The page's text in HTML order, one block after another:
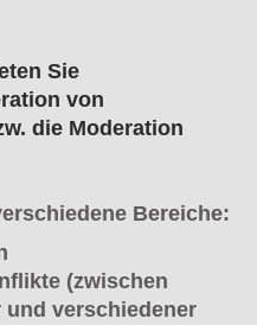
Sie
von
die Moderation
Bereiche:
(zwischen
verschiedener